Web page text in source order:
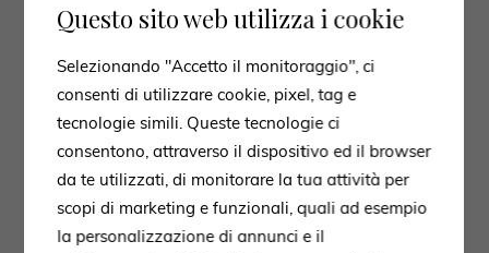
Questo sito web utilizza i cookie
Selezionando "Accetto il monitoraggio", ci
consenti di utilizzare cookie, pixel, tag e
tecnologie simili. Queste tecnologie ci
consentono, attraverso il dispositivo ed il browser
da te utilizzati, di monitorare la tua attività per
scopi di marketing e funzionali, quali ad esempio
la personalizzazione di annunci e il